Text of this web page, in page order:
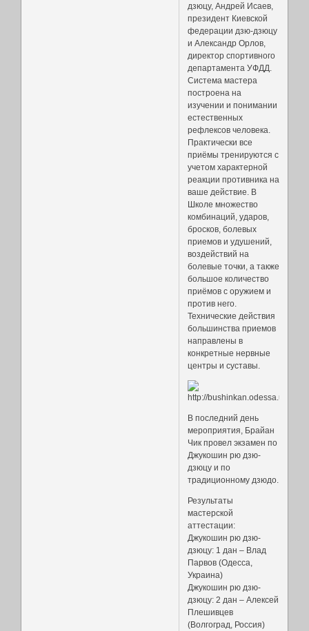
дзюцу, Андрей Исаев,
президент Киевской
федерации дзю-дзюцу
и Александр Орлов,
директор спортивного
департамента УФДД.
Система мастера
построена на
изучении и понимании
естественных
рефлексов человека.
Практически все
приёмы тренируются с
учетом характерной
реакции противника на
ваше действие. В
Школе множество
комбинаций, ударов,
бросков, болевых
приемов и удушений,
воздействий на
болевые точки, а также
большое количество
приёмов с оружием и
против него.
Технические действия
большинства приемов
направлены в
конкретные нервные
центры и суставы.
В последний день
мероприятия, Брайан
Чик провел экзамен по
Джукошин рю дзю-
дзюцу и по
традиционному дзюдо.
Результаты
мастерской
аттестации:
Джукошин рю дзю-
дзюцу: 1 дан – Влад
Парвов (Одесса,
Украина)
Джукошин рю дзю-
дзюцу: 2 дан – Алексей
Плешивцев
(Волгоград, Россия)